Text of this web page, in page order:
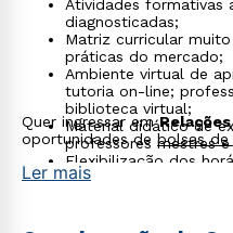
Atividades formativas
diagnosticadas;
Matriz curricular
práticas do mercado;
Ambiente virtual de
tutoria on-line;
biblioteca virtual;
Material didático de
professores mestres
Flexibilização dos
processo de
Quer ingressar em
oportunidades de bolsas
Ler mais